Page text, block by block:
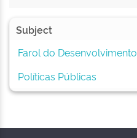
Subject
Farol do Desenvolvimento
Políticas Públicas